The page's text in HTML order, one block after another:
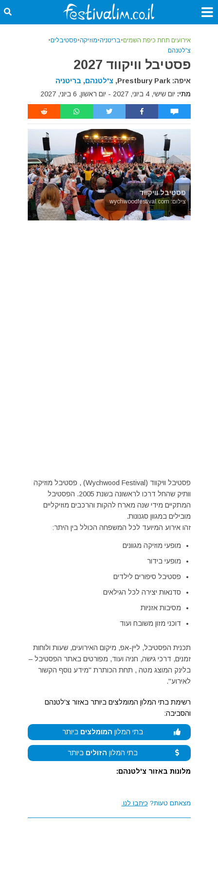
אירועים תחת כיפת השמים•בריטניה•מוזיקה•פסטיבלים•
צ'לטנהם
פסטיבל וויקווד 2027
איפה: Prestbury Park, צ'לטנהם, בריטניה
מתי: יום שישי, 4 ביוני, 2027 - יום ראשון, 6 ביוני, 2027
פסטיבל וויקווד
צילום: wychwoodfestival.com
פסטיבל וויקווד (Wychwood Festival) , פסטיבל מוזיקה
וותיק שהחל דרכו לראשונה בשנת 2005. הפסטיבל
המתקיים מידי שנה מארח להקות והרכבים מוזיקליים
מובילים במגוון סגנונות.
זהו אירוע המיועד לכל המשפחה הכולל בין היתר:
מופעי מוזיקה מגוונים
מופעי בידור
פסטיבל סיפורים לילדים
סדנאות יצירה לכל הגילאים
מסיבות אזניות
דוכני מזון משובח ועוד
תכנית הפסטיבל, ליין-אפ, מיקום האירועים, שעות ולוחות
זמנים, דרכי גישה, חניה ועוד, מפורטים באתר הפסטיבל –
בלינק המוצג מטה , תחת הכותרת "מידע נוסף הקשור
לאירוע".
רשימת בתי המלון המומלצים ביותר באזור צ'לטנהם
והסביבה:
בתי המלון המומלצים ביותר
בתי המלון הזולים ביותר
מלונות באזור צ'לטנהם:
מצאתם טעות? כיתבו לנו.